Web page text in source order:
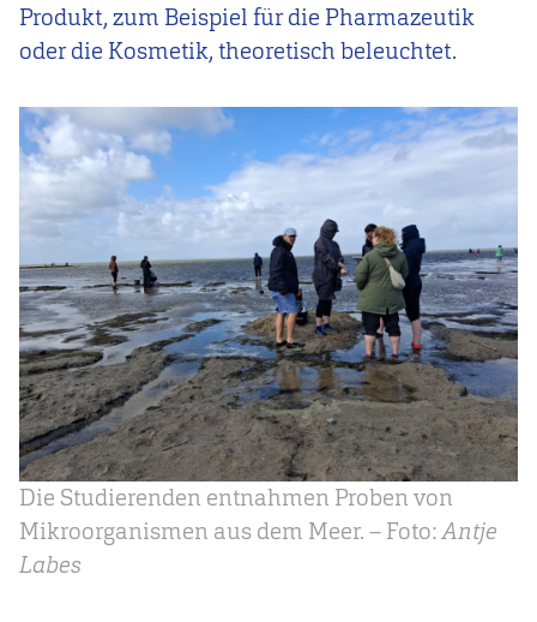
Produkt, zum Beispiel für die Pharmazeutik
oder die Kosmetik, theoretisch beleuchtet.
Die Studierenden entnahmen Proben von
Mikroorganismen aus dem Meer. – Foto:Antje
Labes